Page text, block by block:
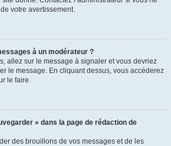
votre avertissement.
à un modérateur ?
allez sur le message à signaler et vous devriez
le message. En cliquant dessus, vous accéderez
le faire.
» dans la page de rédaction de
des brouillons de vos messages et de les